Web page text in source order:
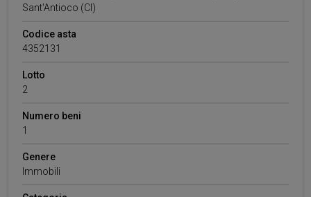
Sant'Antioco (CI)
Codice asta
4352131
Lotto
2
Numero beni
1
Genere
Immobili